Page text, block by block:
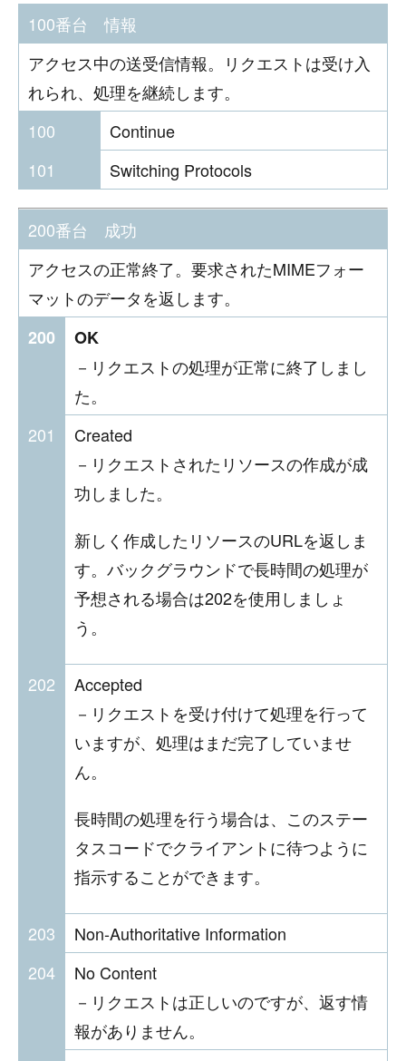
100番台 情報
アクセス中の送受信情報。リクエストは受け入
れられ、処理を継続します。
100
Continue
101
Switching Protocols
200番台 成功
アクセスの正常終了。要求されたMIMEフォー
マットのデータを返します。
200
OK
－リクエストの処理が正常に終了しまし
た。
201
Created
－リクエストされたリソースの作成が成
功しました。
新しく作成したリソースのURLを返しま
す。バックグラウンドで長時間の処理が
予想される場合は202を使用しましょ
う。
202
Accepted
－リクエストを受け付けて処理を行って
いますが、処理はまだ完了していませ
ん。
長時間の処理を行う場合は、このステー
タスコードでクライアントに待つように
指示することができます。
203
Non-Authoritative Information
204
No Content
－リクエストは正しいのですが、返す情
報がありません。